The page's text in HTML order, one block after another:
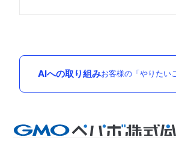
AIへの取り組みお客様の「やりたい